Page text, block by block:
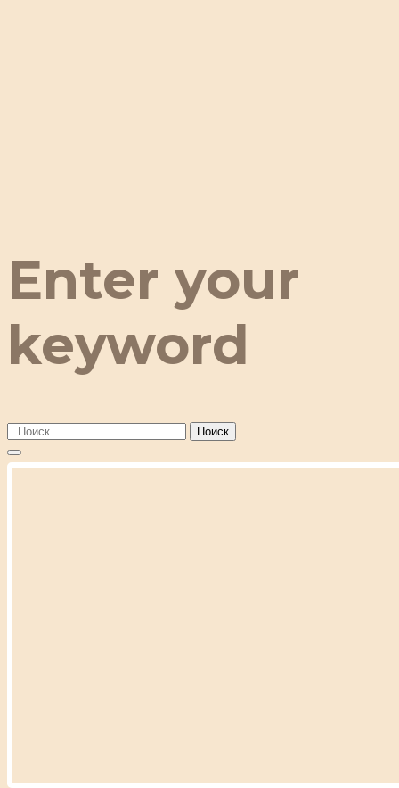
Enter your
keyword
Поиск